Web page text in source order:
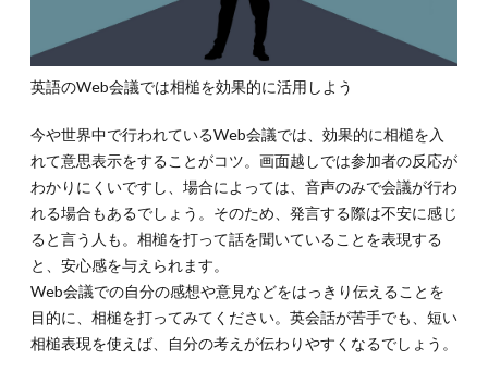
英語のWeb会議では相槌を効果的に活用しよう
今や世界中で行われているWeb会議では、効果的に相槌を入
れて意思表示をすることがコツ。画面越しでは参加者の反応が
わかりにくいですし、場合によっては、音声のみで会議が行わ
れる場合もあるでしょう。そのため、発言する際は不安に感じ
ると言う人も。相槌を打って話を聞いていることを表現する
と、安心感を与えられます。
Web会議での自分の感想や意見などをはっきり伝えることを
目的に、相槌を打ってみてください。英会話が苦手でも、短い
相槌表現を使えば、自分の考えが伝わりやすくなるでしょう。